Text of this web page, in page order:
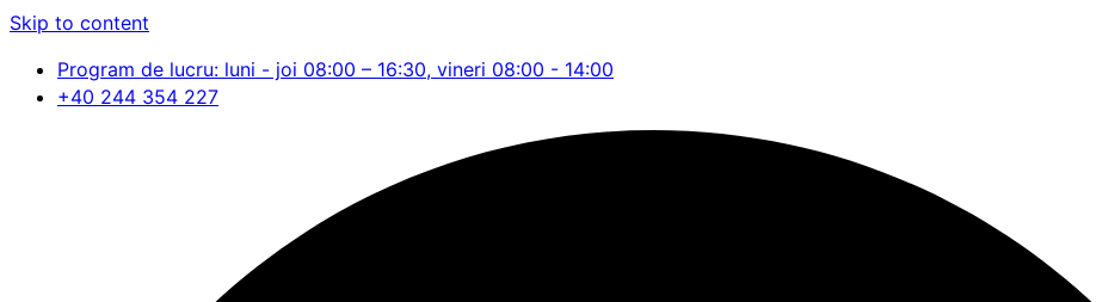
Skip to content
Program de lucru: luni - joi 08:00 – 16:30, vineri 08:00 - 14:00
+40 244 354 227